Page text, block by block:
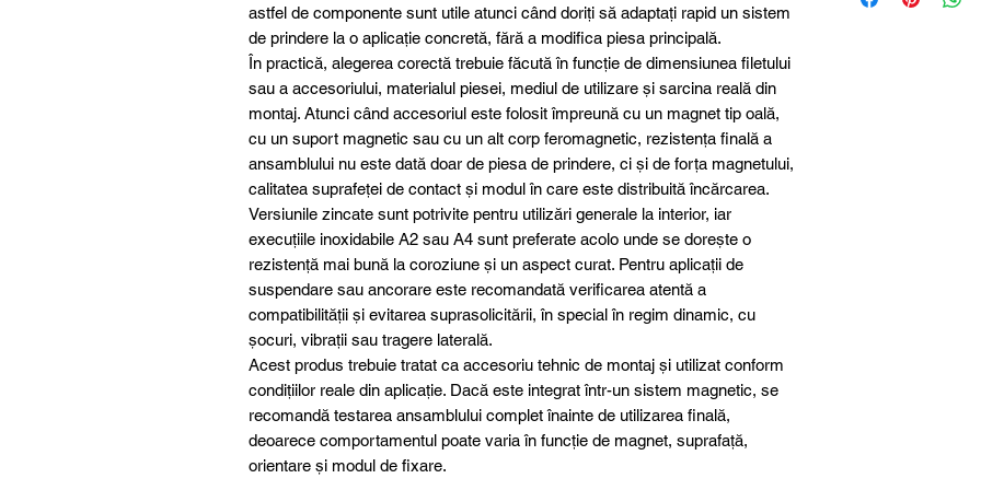
astfel de componente sunt utile atunci când doriți să adaptați rapid un sistem
de prindere la o aplicație concretă, fără a modifica piesa principală.
În practică, alegerea corectă trebuie făcută în funcție de dimensiunea filetului
sau a accesoriului, materialul piesei, mediul de utilizare și sarcina reală din
montaj. Atunci când accesoriul este folosit împreună cu un magnet tip oală,
cu un suport magnetic sau cu un alt corp feromagnetic, rezistența finală a
ansamblului nu este dată doar de piesa de prindere, ci și de forța magnetului,
calitatea suprafeței de contact și modul în care este distribuită încărcarea.
Versiunile zincate sunt potrivite pentru utilizări generale la interior, iar
execuțiile inoxidabile A2 sau A4 sunt preferate acolo unde se dorește o
rezistență mai bună la coroziune și un aspect curat. Pentru aplicații de
suspendare sau ancorare este recomandată verificarea atentă a
compatibilității și evitarea suprasolicitării, în special în regim dinamic, cu
șocuri, vibrații sau tragere laterală.
Acest produs trebuie tratat ca accesoriu tehnic de montaj și utilizat conform
condițiilor reale din aplicație. Dacă este integrat într-un sistem magnetic, se
recomandă testarea ansamblului complet înainte de utilizarea finală,
deoarece comportamentul poate varia în funcție de magnet, suprafață,
orientare și modul de fixare.